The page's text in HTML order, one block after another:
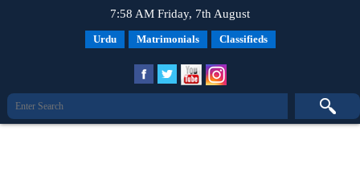
7:58 AM Friday, 7th August
Urdu Matrimonials Classifieds